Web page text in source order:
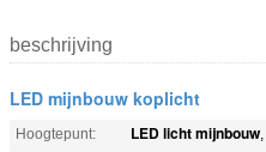
beschrijving
LED mijnbouw koplicht
Hoogtepunt: LED licht mijnbouw,